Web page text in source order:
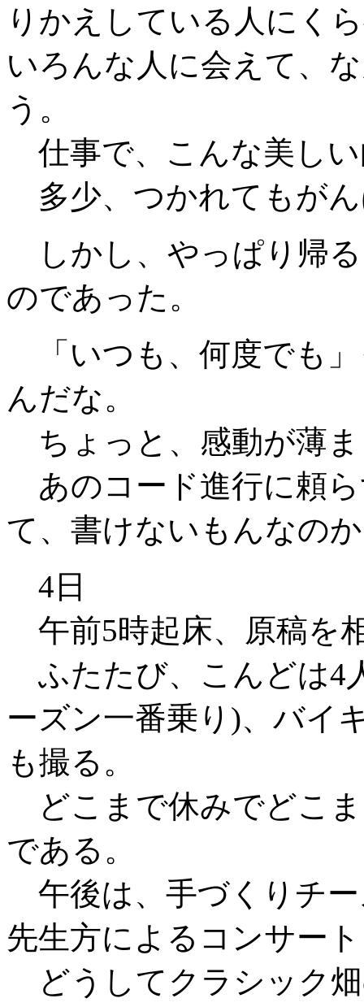
りかえしている人にく
いろんな人に会えて、
う。
仕事で、こんな美し
多少、つかれてもが
しかし、やっぱり帰
のであった。
「いつも、何度でも
んだな。
ちょっと、感動が薄
あのコード進行に頼
て、書けないもんなの
4日
午前5時起床、原稿を
ふたたび、こんどは4
ーズン一番乗り)、バイ
も撮る。
どこまで休みでどこ
である。
午後は、手づくりチ
先生方によるコンサー
どうしてクラシック